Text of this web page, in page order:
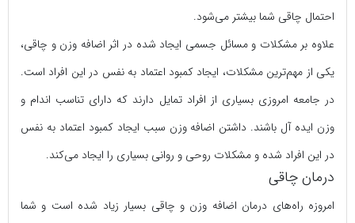
احتمال چاقی‌ شما بیشتر می‌شود.
علاوه بر مشکلات و مسائل جسمی ایجاد شده در اثر اضافه وزن و چاقی،
یکی از مهم‌ترین مشکلات، ایجاد کمبود اعتماد به نفس در این افراد است.
در جامعه امروزی بسیاری از افراد تمایل دارند که دارای تناسب اندام و
وزن ایده آل باشند. داشتن اضافه وزن سبب ایجاد کمبود اعتماد به نفس
در این افراد شده و مشکلات روحی و روانی بسیاری را ایجاد می‌کند.
درمان چاقی
امروزه راه‌های درمان اضافه وزن و چاقی بسیار زیاد شده است و شما